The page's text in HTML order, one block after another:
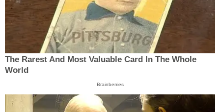
The Rarest And Most Valuable Card In The Whole
World
Brainberries